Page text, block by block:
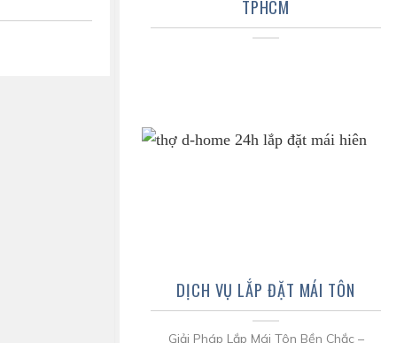
TPHCM
DỊCH VỤ LẮP ĐẶT MÁI TÔN
Giải Pháp Lắp Mái Tôn Bền Chắc –